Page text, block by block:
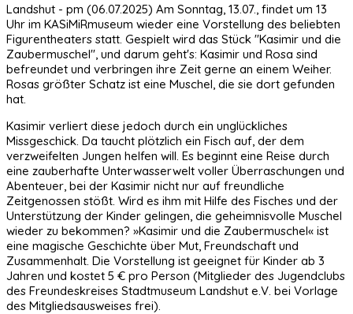
Landshut - pm (06.07.2025) Am Sonntag, 13.07., findet um 13
Uhr im KASiMiRmuseum wieder eine Vorstellung des beliebten
Figurentheaters statt. Gespielt wird das Stück "Kasimir und die
Zaubermuschel", und darum geht's: Kasimir und Rosa sind
befreundet und verbringen ihre Zeit gerne an einem Weiher.
Rosas größter Schatz ist eine Muschel, die sie dort gefunden
hat.
Kasimir verliert diese jedoch durch ein unglückliches
Missgeschick. Da taucht plötzlich ein Fisch auf, der dem
verzweifelten Jungen helfen will. Es beginnt eine Reise durch
eine zauberhafte Unterwasserwelt voller Überraschungen und
Abenteuer, bei der Kasimir nicht nur auf freundliche
Zeitgenossen stößt. Wird es ihm mit Hilfe des Fisches und der
Unterstützung der Kinder gelingen, die geheimnisvolle Muschel
wieder zu bekommen? »Kasimir und die Zaubermuschel« ist
eine magische Geschichte über Mut, Freundschaft und
Zusammenhalt. Die Vorstellung ist geeignet für Kinder ab 3
Jahren und kostet 5 € pro Person (Mitglieder des Jugendclubs
des Freundeskreises Stadtmuseum Landshut e.V. bei Vorlage
des Mitgliedsausweises frei).